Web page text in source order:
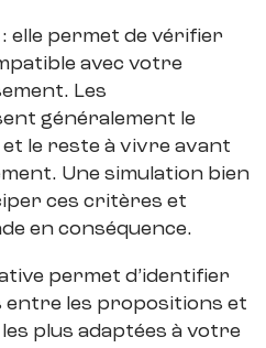
: elle permet de vérifier
avec votre
Les
généralement le
et le reste à vivre avant
Une simulation bien
ces critères et
en conséquence.
permet d’identifier
entre les propositions et
plus adaptées à votre